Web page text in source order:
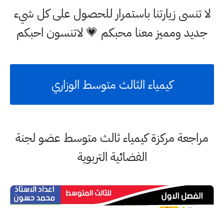
لا تنسى زيارتنا باستمرار للحصول على كل شيء
جديد ومميز معنا محبكم 💗 لاتنسون احبكم
كيمياء الثالث متوسط الوزاري
مراجعة مركزة كيمياء ثالث متوسط عضو لجنة
الفضائية التربوية